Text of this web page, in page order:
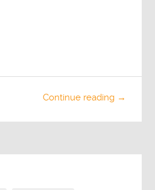
Continue reading →